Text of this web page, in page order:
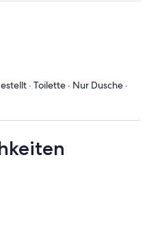
· Toilette · Nur Dusche ·